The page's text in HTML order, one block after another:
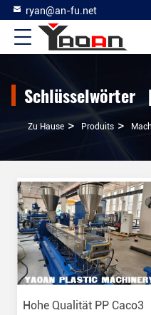
ryan@an-fu.net
Zu Hause > Produits >
Hohe Qualität PP Caco3